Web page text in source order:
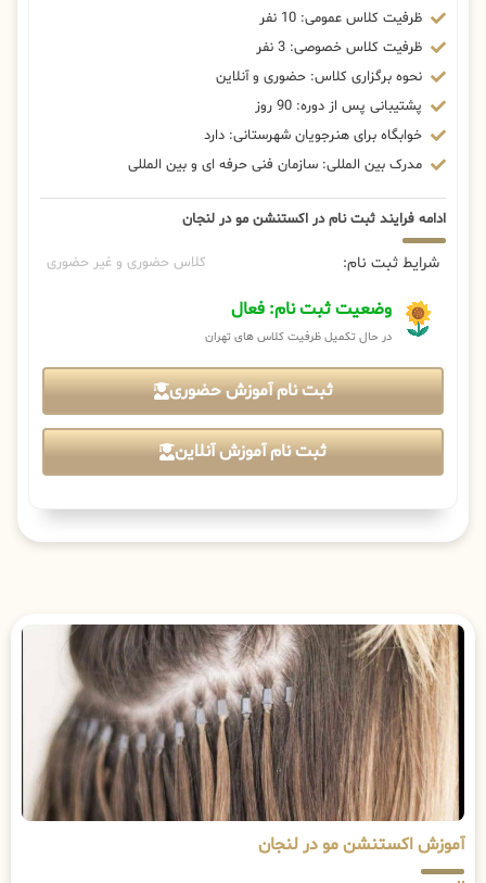
ظرفیت کلاس عمومی: 10 نفر
ظرفیت کلاس خصوصی: 3 نفر
نحوه برگزاری کلاس: حضوری و آنلاین
پشتیبانی پس از دوره: 90 روز
خوابگاه برای هنرجویان شهرستانی: دارد
مدرک بین المللی: سازمان فنی حرفه ای و بین المللی
ادامه فرایند ثبت نام در اکستنشن مو در لنجان
شرایط ثبت نام: کلاس حضوری و غیر حضوری
وضعیت ثبت نام: فعال
در حال تکمیل ظرفیت کلاس های تهران
ثبت نام آموزش حضوری
ثبت نام آموزش آنلاین
آموزش اکستنشن مو در لنجان